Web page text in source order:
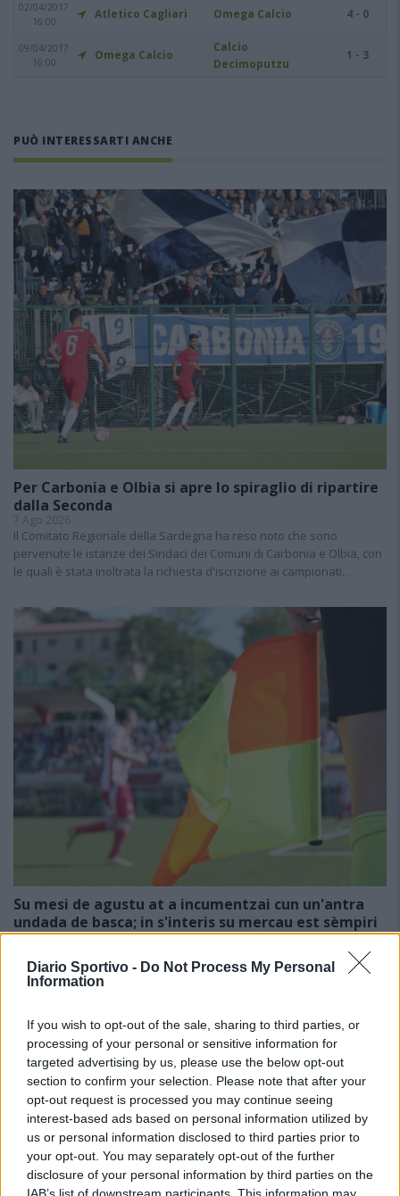
Diario Sportivo - Do Not Process My Personal
Information
If you wish to opt-out of the sale, sharing to third parties, or
processing of your personal or sensitive information for
targeted advertising by us, please use the below opt-out
section to confirm your selection. Please note that after your
opt-out request is processed you may continue seeing
interest-based ads based on personal information utilized by
us or personal information disclosed to third parties prior to
your opt-out. You may separately opt-out of the further
disclosure of your personal information by third parties on the
IAB’s list of downstream participants. This information may
02/04/2017
16:00
Atletico Cagliari Omega Calcio 4 - 0
09/04/2017
16:00
Omega Calcio
Calcio
Decimoputzu
1 - 3
PUÒ INTERESSARTI ANCHE
Per Carbonia e Olbia si apre lo spiraglio di ripartire
dalla Seconda
7 Ago 2026
Il Comitato Regionale della Sardegna ha reso noto che sono
pervenute le istanze dei Sindaci dei Comuni di Carbonia e Olbia, con
le quali è stata inoltrata la richiesta d'iscrizione ai campionati…
Su mesi de agustu at a incumentzai cun un'antra
undada de basca; in s'interis su mercau est sèmpiri
obertu e is giogadoris sighint a si spassiai me is
torneus stadialis
30 Lug 2026
E duncas, nci seus po custa cida puru, chi est sa nova de importu
deu creu), ma a sa fini, seu incumintzendi a pentzai ca in custa…
Promosse in Seconda le prime 5 dei playoff di
Terza categoria
18 Giu 2026
Is ùrtimas partidas de sa stagioni: is de
s'Antiochense bincint contras a is de su
Fonne; festa manna po is de su Golfu Aranci;